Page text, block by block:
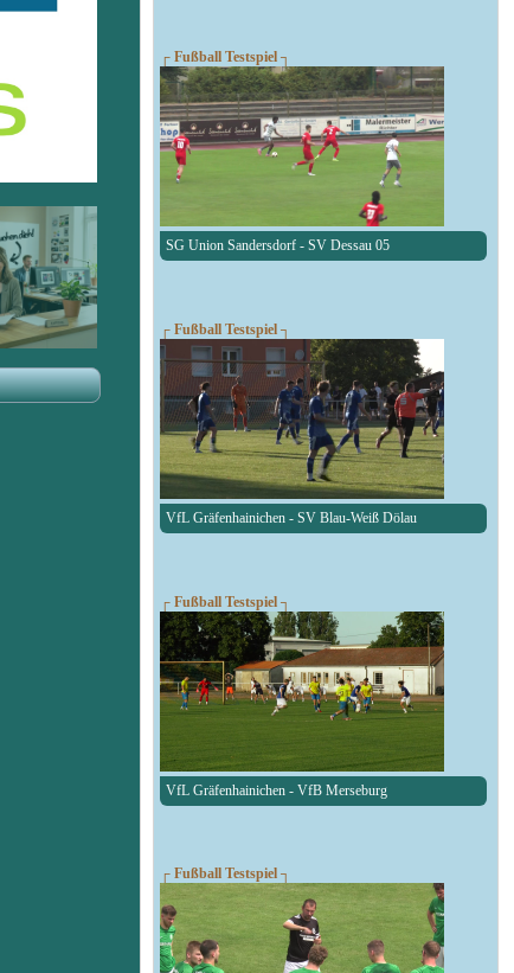
┌ Fußball Testspiel ┐
SG Union Sandersdorf - SV Dessau 05
┌ Fußball Testspiel ┐
VfL Gräfenhainichen - SV Blau-Weiß Dölau
┌ Fußball Testspiel ┐
VfL Gräfenhainichen - VfB Merseburg
┌ Fußball Testspiel ┐